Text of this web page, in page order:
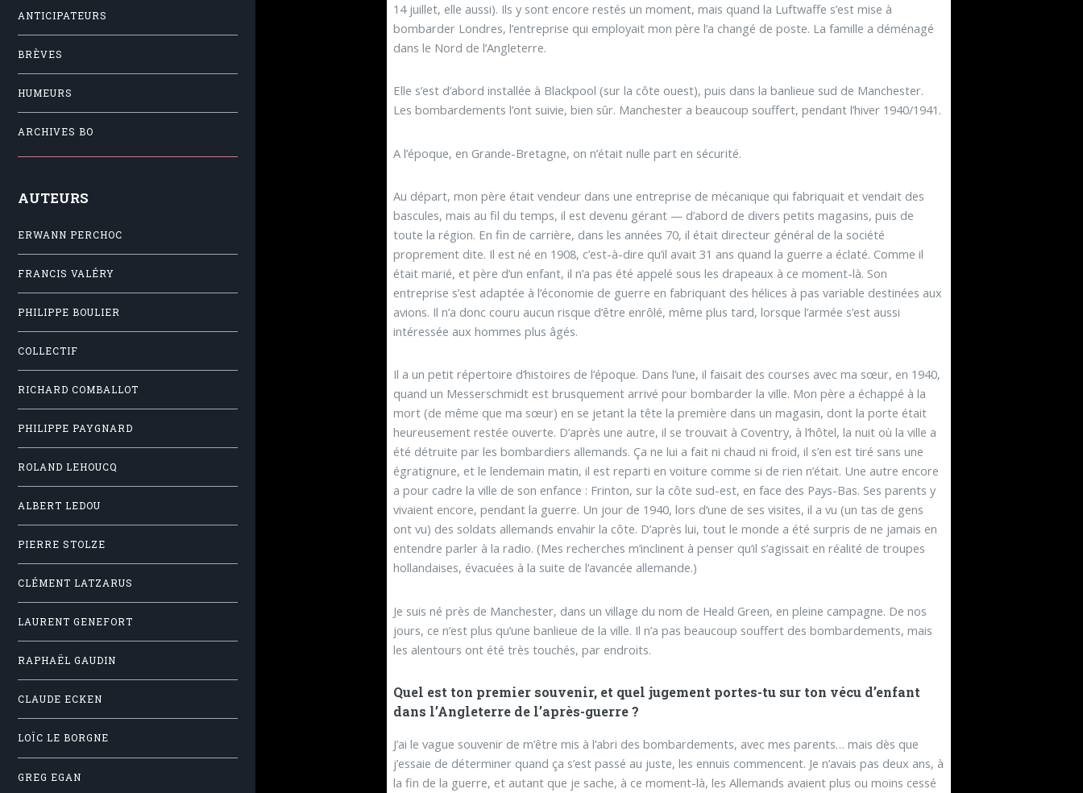
ANTICIPATEURS
BRÈVES
HUMEURS
ARCHIVES BO
AUTEURS
ERWANN PERCHOC
FRANCIS VALÉRY
PHILIPPE BOULIER
COLLECTIF
RICHARD COMBALLOT
PHILIPPE PAYGNARD
ROLAND LEHOUCQ
ALBERT LEDOU
PIERRE STOLZE
CLÉMENT LATZARUS
LAURENT GENEFORT
RAPHAËL GAUDIN
CLAUDE ECKEN
LOÏC LE BORGNE
GREG EGAN
14 juillet, elle aussi). Ils y sont encore restés un moment, mais quand la Luftwaffe s’est mise à
bombarder Londres, l’entreprise qui employait mon père l’a changé de poste. La famille a déménagé
dans le Nord de l’Angleterre.
Elle s’est d’abord installée à Blackpool (sur la côte ouest), puis dans la banlieue sud de Manchester.
Les bombardements l’ont suivie, bien sûr. Manchester a beaucoup souffert, pendant l’hiver 1940/1941.
A l’époque, en Grande-Bretagne, on n’était nulle part en sécurité.
Au départ, mon père était vendeur dans une entreprise de mécanique qui fabriquait et vendait des
bascules, mais au fil du temps, il est devenu gérant — d’abord de divers petits magasins, puis de
toute la région. En fin de carrière, dans les années 70, il était directeur général de la société
proprement dite. Il est né en 1908, c’est-à-dire qu’il avait 31 ans quand la guerre a éclaté. Comme il
était marié, et père d’un enfant, il n’a pas été appelé sous les drapeaux à ce moment-là. Son
entreprise s’est adaptée à l’économie de guerre en fabriquant des hélices à pas variable destinées aux
avions. Il n’a donc couru aucun risque d’être enrôlé, même plus tard, lorsque l’armée s’est aussi
intéressée aux hommes plus âgés.
Il a un petit répertoire d’histoires de l’époque. Dans l’une, il faisait des courses avec ma sœur, en 1940,
quand un Messerschmidt est brusquement arrivé pour bombarder la ville. Mon père a échappé à la
mort (de même que ma sœur) en se jetant la tête la première dans un magasin, dont la porte était
heureusement restée ouverte. D’après une autre, il se trouvait à Coventry, à l’hôtel, la nuit où la ville a
été détruite par les bombardiers allemands. Ça ne lui a fait ni chaud ni froid, il s’en est tiré sans une
égratignure, et le lendemain matin, il est reparti en voiture comme si de rien n’était. Une autre encore
a pour cadre la ville de son enfance : Frinton, sur la côte sud-est, en face des Pays-Bas. Ses parents y
vivaient encore, pendant la guerre. Un jour de 1940, lors d’une de ses visites, il a vu (un tas de gens
ont vu) des soldats allemands envahir la côte. D’après lui, tout le monde a été surpris de ne jamais en
entendre parler à la radio. (Mes recherches m’inclinent à penser qu’il s’agissait en réalité de troupes
hollandaises, évacuées à la suite de l’avancée allemande.)
Je suis né près de Manchester, dans un village du nom de Heald Green, en pleine campagne. De nos
jours, ce n’est plus qu’une banlieue de la ville. Il n’a pas beaucoup souffert des bombardements, mais
les alentours ont été très touchés, par endroits.
Quel est ton premier souvenir, et quel jugement portes-tu sur ton vécu d’enfant
dans l’Angleterre de l’après-guerre ?
J’ai le vague souvenir de m’être mis à l’abri des bombardements, avec mes parents… mais dès que
j’essaie de déterminer quand ça s’est passé au juste, les ennuis commencent. Je n’avais pas deux ans, à
la fin de la guerre, et autant que je sache, à ce moment-là, les Allemands avaient plus ou moins cessé